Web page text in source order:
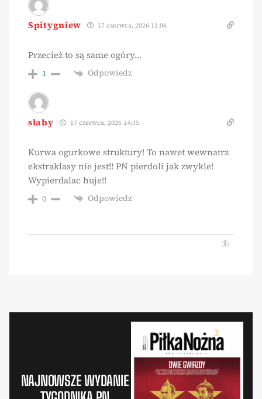
Spitygniew 17 czerwca, 2026 11:06
Przecież to są same ogóry…
1 Odpowiedz
slaby 17 czerwca, 2026 14:35
Kurwa ogurkowe struktury! To nawet wewnatrz
ekstraklasy nie jest!! PN pierdoli jak zwykle!
Wypierdalac huje!!
0 Odpowiedz
NAJNOWSZE WYDANIE